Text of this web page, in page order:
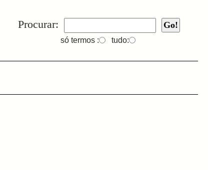
Procurar:
só termos : tudo: